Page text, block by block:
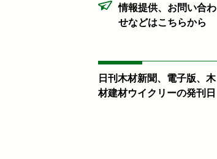
情報提供、お問い合わ
せなどはこちらから
日刊木材新聞、電子版、木
材建材ウイクリーの発刊日